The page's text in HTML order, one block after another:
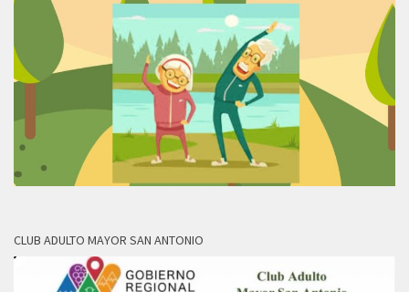
CLUB ADULTO MAYOR SAN ANTONIO